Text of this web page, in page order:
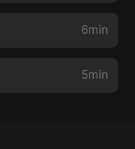
6min
5min